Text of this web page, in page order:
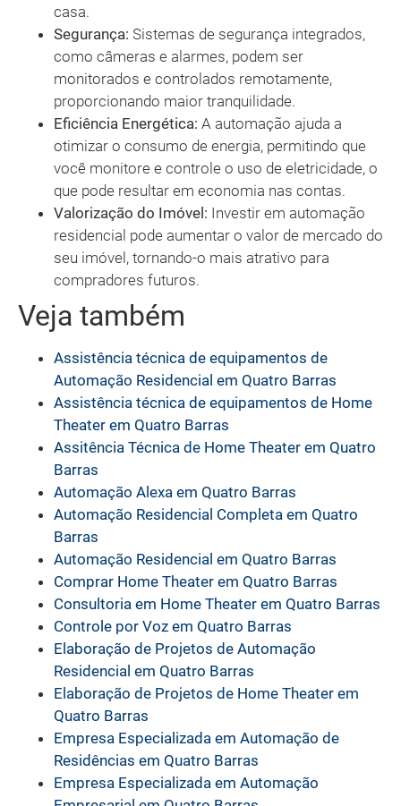
casa.
Segurança: Sistemas de segurança integrados,
como câmeras e alarmes, podem ser
monitorados e controlados remotamente,
proporcionando maior tranquilidade.
Eficiência Energética: A automação ajuda a
otimizar o consumo de energia, permitindo que
você monitore e controle o uso de eletricidade, o
que pode resultar em economia nas contas.
Valorização do Imóvel: Investir em automação
residencial pode aumentar o valor de mercado do
seu imóvel, tornando-o mais atrativo para
compradores futuros.
Veja também
Assistência técnica de equipamentos de
Automação Residencial em Quatro Barras
Assistência técnica de equipamentos de Home
Theater em Quatro Barras
Assitência Técnica de Home Theater em Quatro
Barras
Automação Alexa em Quatro Barras
Automação Residencial Completa em Quatro
Barras
Automação Residencial em Quatro Barras
Comprar Home Theater em Quatro Barras
Consultoria em Home Theater em Quatro Barras
Controle por Voz em Quatro Barras
Elaboração de Projetos de Automação
Residencial em Quatro Barras
Elaboração de Projetos de Home Theater em
Quatro Barras
Empresa Especializada em Automação de
Residências em Quatro Barras
Empresa Especializada em Automação